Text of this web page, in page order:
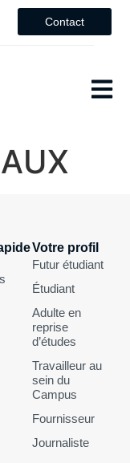
Contact
Votre profil
Futur étudiant
Étudiant
Adulte en
reprise
d’études
Travailleur au
sein du
Campus
Fournisseur
Journaliste